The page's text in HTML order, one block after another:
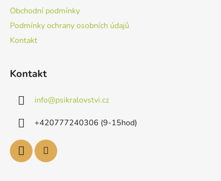
Obchodní podmínky
Podmínky ochrany osobních údajů
Kontakt
Kontakt
info@psikralovstvi.cz
+420777240306 (9-15hod)